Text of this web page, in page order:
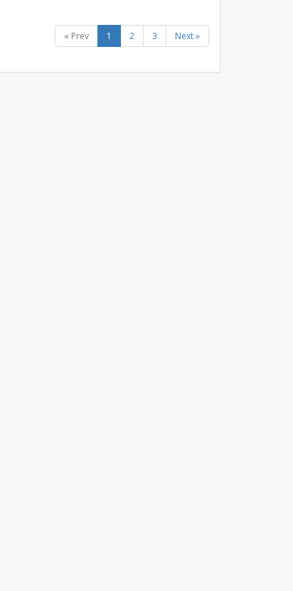
« Prev 1 2 3 Next »